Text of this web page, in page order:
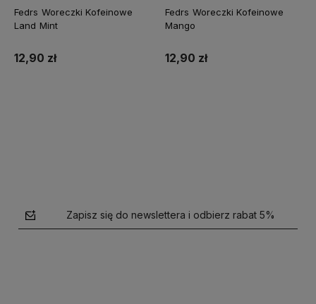
Fedrs Woreczki Kofeinowe
Land Mint
12,90 zł
Fedrs Woreczki Kofeinowe
Mango
12,90 zł
Zapisz się do newslettera i odbierz rabat 5%